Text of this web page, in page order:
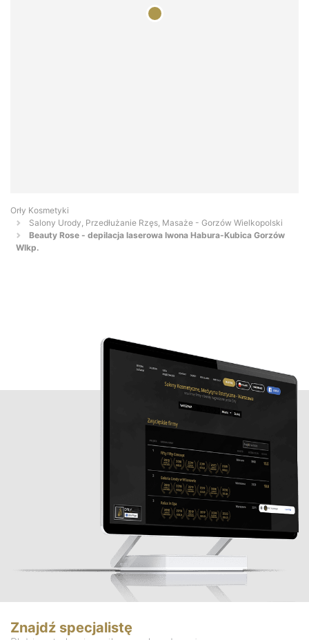
Orły Kosmetyki
Salony Urody, Przedłużanie Rzęs, Masaże - Gorzów Wielkopolski
Beauty Rose - depilacja laserowa Iwona Habura-Kubica Gorzów
Wlkp.
Znajdź specjalistę